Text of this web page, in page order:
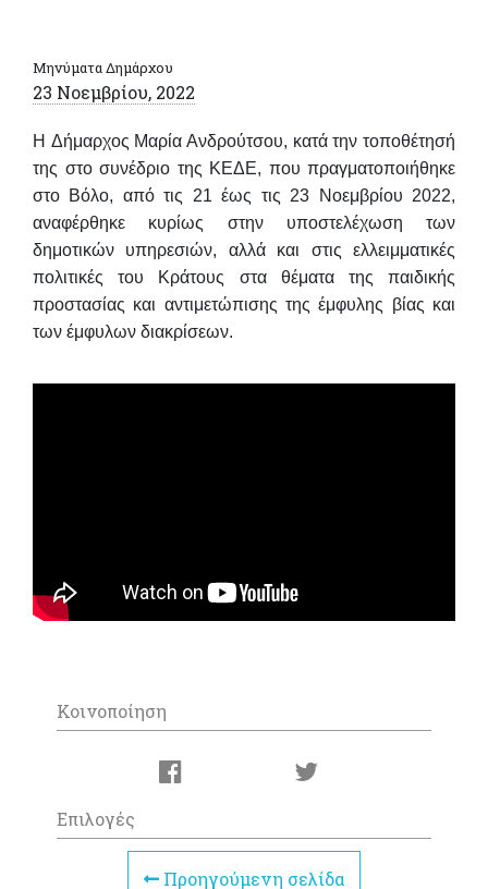
Μηνύματα Δημάρχου
23 Νοεμβρίου, 2022
Η Δήμαρχος Μαρία Ανδρούτσου, κατά την τοποθέτησή
της στο συνέδριο της ΚΕΔΕ, που πραγματοποιήθηκε
στο Βόλο, από τις 21 έως τις 23 Νοεμβρίου 2022,
αναφέρθηκε κυρίως στην υποστελέχωση των
δημοτικών υπηρεσιών, αλλά και στιςελλειμματικές
πολιτικές του Κράτους στα θέματα της παιδικής
προστασίας και αντιμετώπισης της έμφυλης βίας και
των έμφυλων διακρίσεων.
Κοινοποίηση
Επιλογές
Προηγούμενη σελίδα